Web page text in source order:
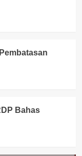
Bahas